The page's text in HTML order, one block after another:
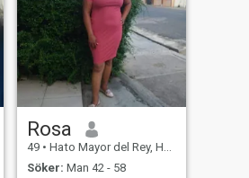
Rosa
49 • Hato Mayor del Rey, Hato Mayor, Dominikanska Rep.
Söker: Man 42 - 58